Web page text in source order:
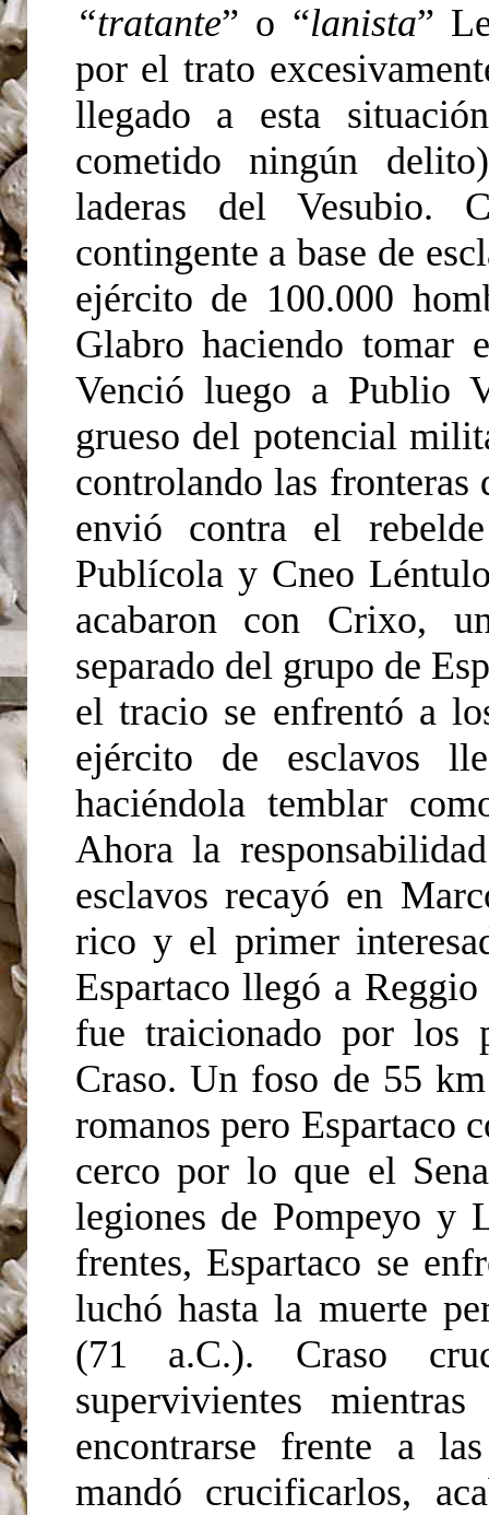
“tratante” o “lanista”
por el trato
llegado a esta
cometido ningún
laderas del Vesubio.
contingente a base de
ejército de 100.000
Glabro haciendo tomar
Venció luego a Publio
grueso del potencial
controlando las fronteras
envió contra el
Publícola y Cneo
acabaron con Crixo,
separado del grupo de
el tracio se enfrentó a
ejército de esclavos
haciéndola temblar
Ahora la
esclavos recayó en
rico y el primer
Espartaco llegó a
fue traicionado por los
Craso. Un foso de 55
romanos pero Espartaco
cerco por lo que el
legiones de Pompeyo y
frentes, Espartaco se
luchó hasta la muerte
(71 a.C.). Craso
supervivientes
encontrarse frente a
mandó crucificarlos,